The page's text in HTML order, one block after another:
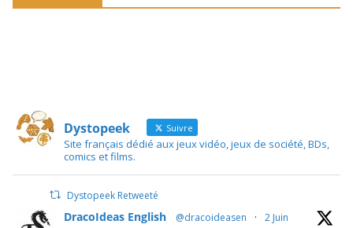
Dystopeek Suivre
Site français dédié aux jeux vidéo, jeux de société, BDs,
comics et films.
Dystopeek Retweeté
DracoIdeas English @dracoideasen · 2 Juin